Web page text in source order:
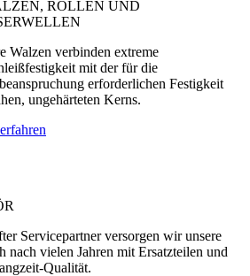
Walzen verbinden extreme
mit der für die
erforderlichen Festigkeit
ungehärteten Kerns.
Servicepartner versorgen wir unsere
nach vielen Jahren mit Ersatzteilen und
Qualität.